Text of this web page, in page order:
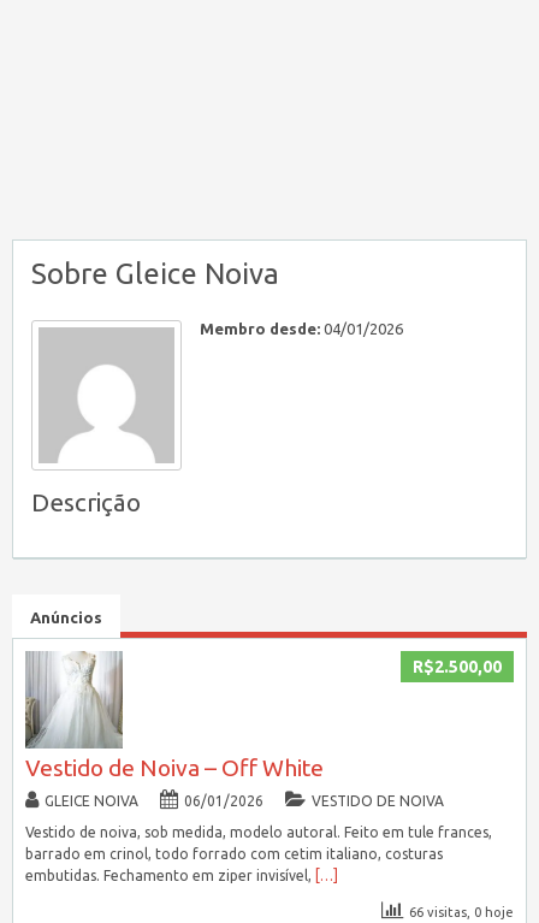
Sobre Gleice Noiva
Membro desde: 04/01/2026
Descrição
Anúncios
R$2.500,00
Vestido de Noiva – Off White
GLEICE NOIVA 06/01/2026
VESTIDO DE NOIVA
Vestido de noiva, sob medida, modelo autoral. Feito em tule frances,
barrado em crinol, todo forrado com cetim italiano, costuras
embutidas. Fechamento em ziper invisível,
[…]
66 visitas, 0 hoje